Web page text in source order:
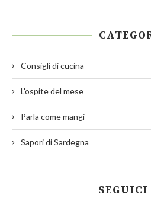
Consigli di cucina
L'ospite del mese
Parla come mangi
Sapori di Sardegna
SEGUICI